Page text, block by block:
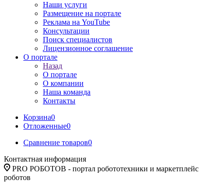
Наши услуги
Размещение на портале
Реклама на YouTube
Консультации
Поиск специалистов
Лицензионное соглашение
О портале
Назад
О портале
О компании
Наша команда
Контакты
Корзина0
Отложенные0
Сравнение товаров0
Контактная информация
PRO РОБОТОВ - портал робототехники и маркетплейс
роботов